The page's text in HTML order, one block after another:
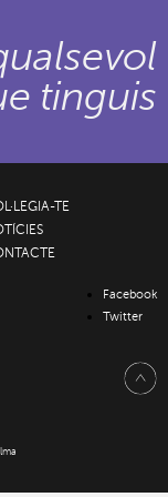
tinguis
TE
Facebook
Twitter